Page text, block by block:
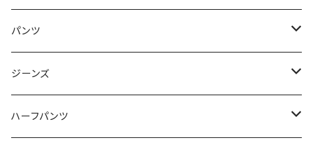
50/XL～
48/L
50/XL～
46/M
48/L
50/XL～
～44/S
46/M
48/L
パンツ
～44/S
46/M
ジーンズ
～44/S
ハーフパンツ